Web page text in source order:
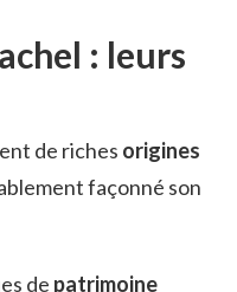
: leurs
de riches origines
façonné son
de patrimoine